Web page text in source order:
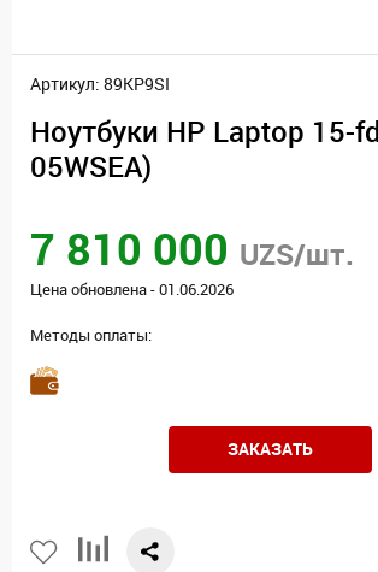
Артикул: 89KP9SI
Ноутбуки HP Laptop 15-fd1132ci (D
05WSEA)
7 810 000 UZS/шт.
Цена обновлена - 01.06.2026
Методы оплаты:
ЗАКАЗАТЬ